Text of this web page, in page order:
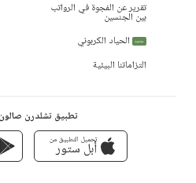
تقرير عن الفجوة في الرواتب
بين الجنسين
جديد
الحياد الكربوني
التزاماتنا البيئية
تطبيق تشلدرن
تحميل التطبيق من
أبل ستور